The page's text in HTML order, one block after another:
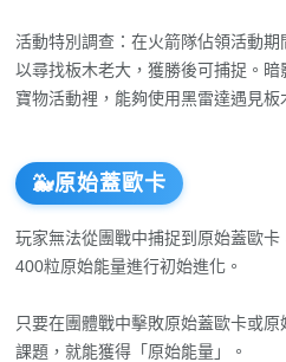
活動特別調查：在火箭隊佔領活動
以尋找板木老大，獲勝後可捕捉。
寶物活動裡，能夠使用黑雷達遇見板
🐳原始蓋歐卡
玩家無法從團戰中捕捉到原始蓋歐
400粒原始能量進行初始進化。
只要在團體戰中擊敗原始蓋歐卡或
課題，就能獲得「原始能量」。